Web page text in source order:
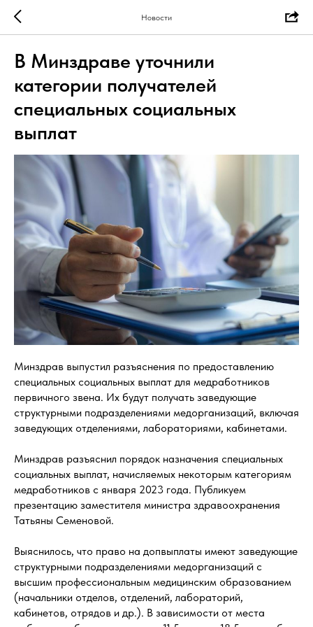
Новости
В Минздраве уточнили
категории получателей
специальных социальных
выплат
Минздрав выпустил разъяснения по предоставлению
специальных социальных выплат для медработников
первичного звена. Их будут получать заведующие
структурными подразделениями медорганизаций, включая
заведующих отделениями, лабораториями, кабинетами.
Минздрав разъяснил порядок назначения специальных
социальных выплат, начисляемых некоторым категориям
медработников с января 2023 года. Публикуем
презентацию заместителя министра здравоохранения
Татьяны Семеновой.
Выяснилось, что право на допвыплаты имеют заведующие
структурными подразделениями медорганизаций с
высшим профессиональным медицинским образованием
(начальники отделов, отделений, лабораторий,
кабинетов, отрядов и др.). В зависимости от места